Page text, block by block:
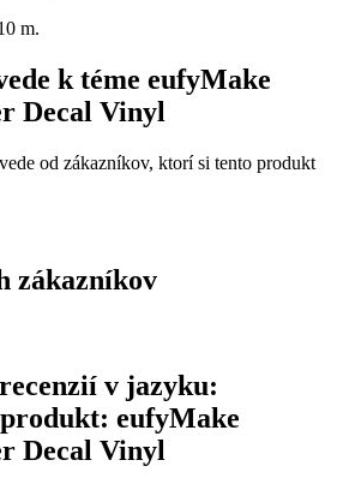
m.
k téme eufyMake
Decal Vinyl
od zákazníkov, ktorí si tento produkt
zákazníkov
v jazyku:
eufyMake
Decal Vinyl